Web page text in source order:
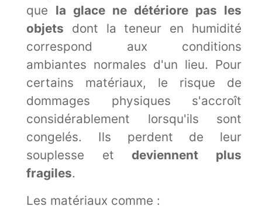
que la glace ne détériore pas les
objets dont la teneur en humidité
correspond aux conditions
ambiantes normales d'un lieu. Pour
certains matériaux, le risque de
dommages physiques s'accroît
considérablement lorsqu'ils sont
congelés. Ils perdent de leur
souplesse et deviennent plus
fragiles.
Les matériaux comme :